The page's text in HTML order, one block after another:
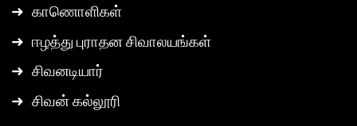
➜ காணொளிகள்
➜ ஈழத்து புராதன சிவாலயங்கள்
➜ சிவனடியார்
➜ சிவன் கல்லூரி